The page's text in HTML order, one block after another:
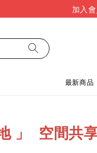
加入
最新商品
」 空間共